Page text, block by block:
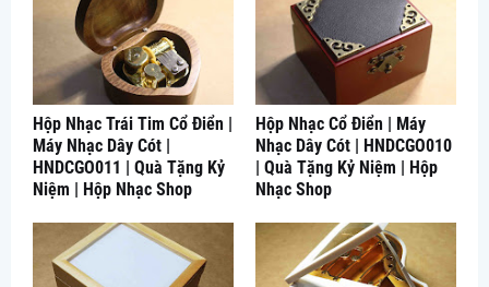
Hộp Nhạc Trái Tim Cổ Điển |
Máy Nhạc Dây Cót |
HNDCGO011 | Quà Tặng Kỷ
Niệm | Hộp Nhạc Shop
Hộp Nhạc Cổ Điển | Máy
Nhạc Dây Cót | HNDCGO010
| Quà Tặng Kỷ Niệm | Hộp
Nhạc Shop